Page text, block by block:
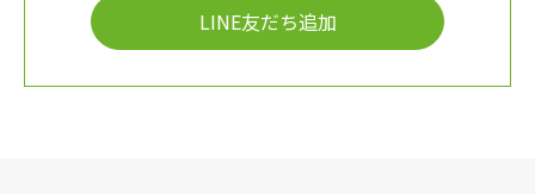
LINE友だち追加